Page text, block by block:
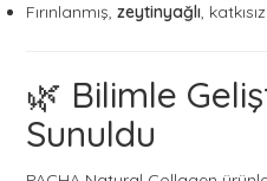
Fırınlanmış,zeytinyağlı,
🌿 Bilimle
Sunuldu